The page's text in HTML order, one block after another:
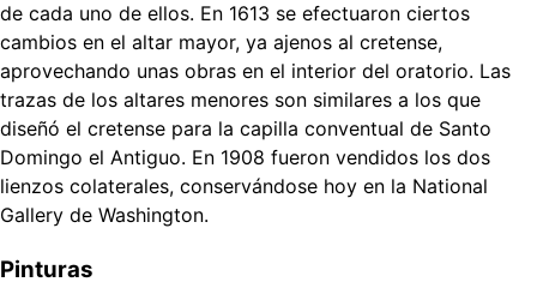
de cada uno de ellos. En 1613 se efectuaron ciertos
cambios en el altar mayor, ya ajenos al cretense,
aprovechando unas obras en el interior del oratorio. Las
trazas de los altares menores son similares a los que
diseñó el cretense para la capilla conventual de Santo
Domingo el Antiguo. En 1908 fueron vendidos los dos
lienzos colaterales, conservándose hoy en la National
Gallery de Washington.
Pinturas